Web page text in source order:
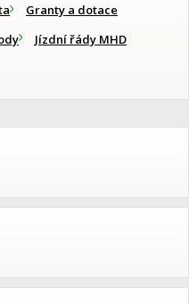
Granty a dotace
Jízdní řády MHD